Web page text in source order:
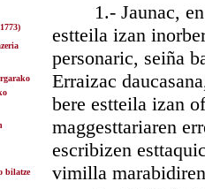
bilatze
1.- Jaunac, en
estteila izan
personaric, seiña
Erraizac
bere estteila izan
maggesttariaren
escribizen
vimilla